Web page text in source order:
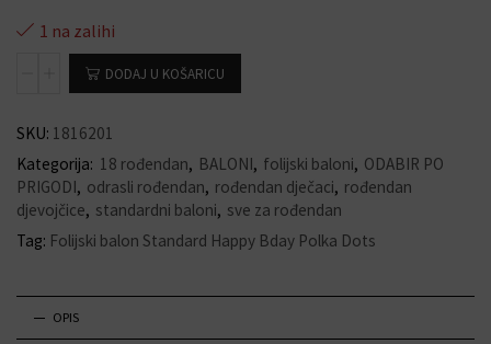
1 na zalihi
DODAJ U KOŠARICU
SKU: 1816201
Kategorija: 18 rođendan, BALONI, folijski baloni, ODABIR PO
PRIGODI, odrasli rođendan, rođendan dječaci, rođendan
djevojčice, standardni baloni, sve za rođendan
Tag: Folijski balon Standard Happy Bday Polka Dots
OPIS